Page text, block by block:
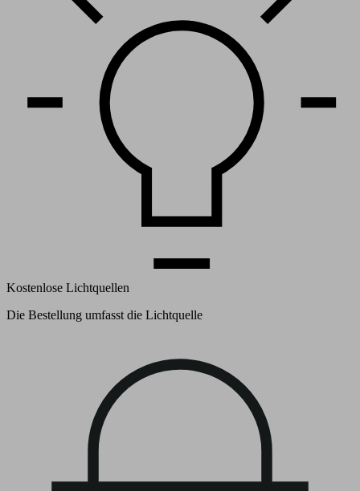
Kostenlose Lichtquellen
Die Bestellung umfasst die Lichtquelle